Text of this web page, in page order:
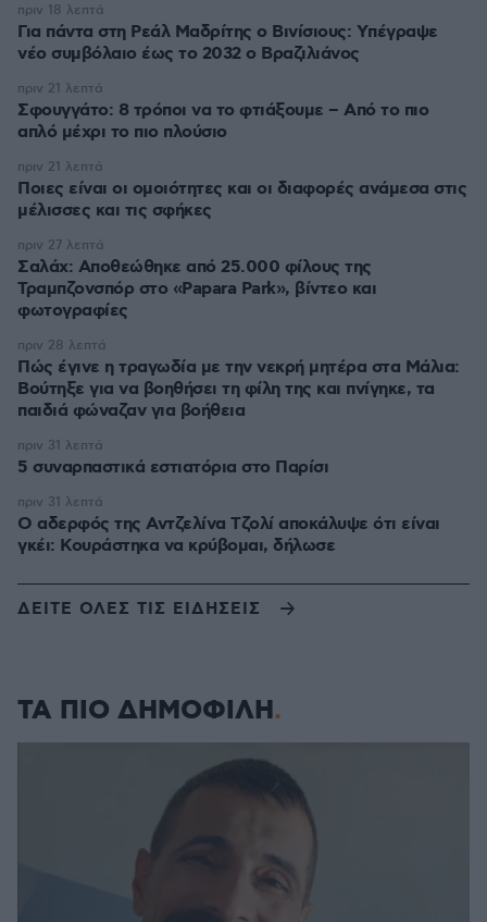
Για πάντα στη Ρεάλ Μαδρίτης ο Βινίσιους: Yπέγραψε
νέο συμβόλαιο έως το 2032 ο Βραζιλιάνος
πριν 18 λεπτά
Σφουγγάτο: 8 τρόποι να το φτιάξουμε – Από το πιο
απλό μέχρι το πιο πλούσιο
πριν 21 λεπτά
Ποιες είναι οι ομοιότητες και οι διαφορές ανάμεσα στις
μέλισσες και τις σφήκες
πριν 21 λεπτά
Σαλάχ: Αποθεώθηκε από 25.000 φίλους της
Τραμπζονσπόρ στο «Papara Park», βίντεο και
φωτογραφίες
πριν 27 λεπτά
Πώς έγινε η τραγωδία με την νεκρή μητέρα στα Μάλια:
Βούτηξε για να βοηθήσει τη φίλη της και πνίγηκε, τα
παιδιά φώναζαν για βοήθεια
πριν 28 λεπτά
5 συναρπαστικά εστιατόρια στο Παρίσι
πριν 31 λεπτά
Ο αδερφός της Αντζελίνα Τζολί αποκάλυψε ότι είναι
γκέι: Κουράστηκα να κρύβομαι, δήλωσε
πριν 31 λεπτά
ΔΕΙΤΕ ΟΛΕΣ ΤΙΣ ΕΙΔΗΣΕΙΣ
ΤΑ ΠΙΟ ΔΗΜΟΦΙΛΗ